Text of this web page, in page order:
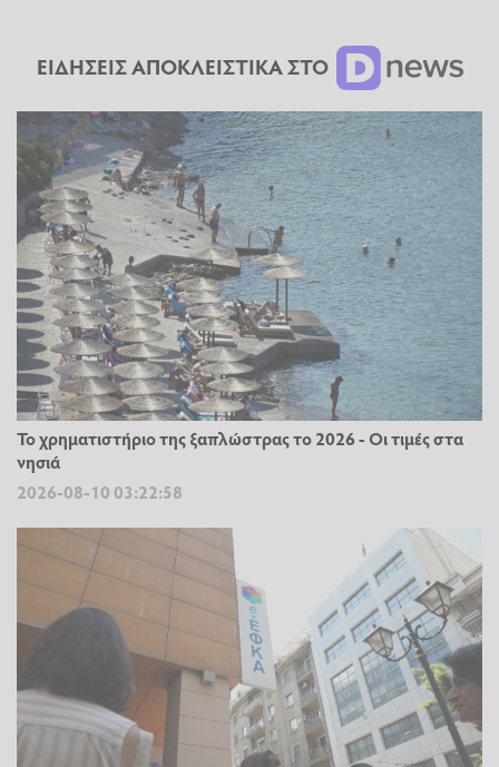
ΕΙΔΗΣΕΙΣ ΑΠΟΚΛΕΙΣΤΙΚΑ ΣΤΟ
Το χρηματιστήριο της ξαπλώστρας το 2026 - Οι τιμές στα
νησιά
2026-08-10 03:22:58